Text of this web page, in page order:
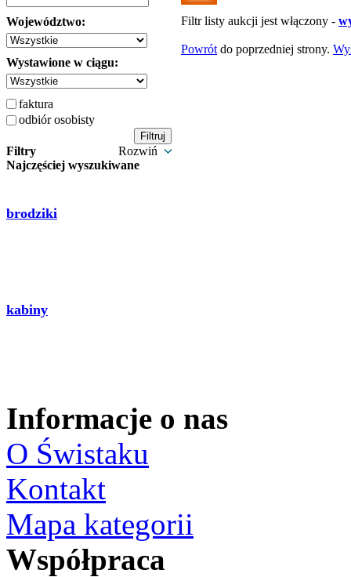
Województwo:
Wystawione w ciągu:
faktura
odbiór osobisty
Filtry
Rozwiń
Najczęściej wyszukiwane
brodziki
kabiny
Filtr listy aukcji jest włączony -
Powrót do poprzedniej strony.
Informacje o nas
O Świstaku
Kontakt
Mapa kategorii
Współpraca